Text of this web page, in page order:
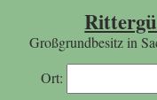
Großgrundbesitz in
Ort: